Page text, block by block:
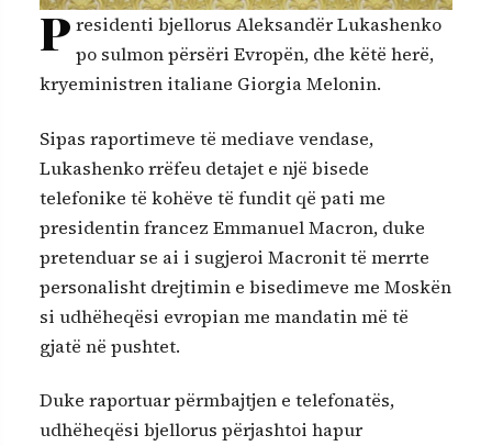
P residenti bjellorus Aleksandër Lukashenko
po sulmon përsëri Evropën, dhe këtë herë,
kryeministren italiane Giorgia Melonin.
Sipas raportimeve të mediave vendase,
Lukashenko rrëfeu detajet e një bisede
telefonike të kohëve të fundit që pati me
presidentin francez Emmanuel Macron, duke
pretenduar se ai i sugjeroi Macronit të merrte
personalisht drejtimin e bisedimeve me Moskën
si udhëheqësi evropian me mandatin më të
gjatë në pushtet.
Duke raportuar përmbajtjen e telefonatës,
udhëheqësi bjellorus përjashtoi hapur